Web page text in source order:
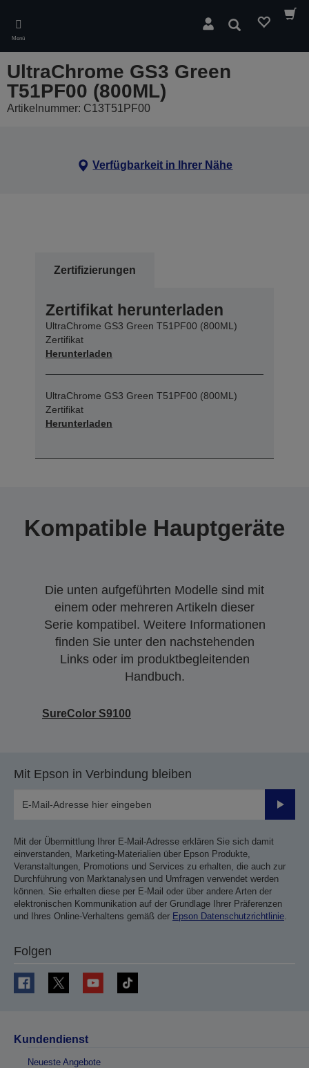
main
content
Menü
Suchen
UltraChrome GS3 Green
T51PF00 (800ML)
Artikelnummer: C13T51PF00
Verfügbarkeit in Ihrer Nähe
Zertifizierungen
Zertifikat herunterladen
UltraChrome GS3 Green T51PF00 (800ML)
Zertifikat
Herunterladen
UltraChrome GS3 Green T51PF00 (800ML)
Zertifikat
Herunterladen
Kompatible Hauptgeräte
Die unten aufgeführten Modelle sind mit
einem oder mehreren Artikeln dieser
Serie kompatibel. Weitere Informationen
finden Sie unter den nachstehenden
Links oder im produktbegleitenden
Handbuch.
SureColor S9100
Mit Epson in Verbindung bleiben
Mit der Übermittlung Ihrer E-Mail-Adresse erklären Sie sich damit
einverstanden, Marketing-Materialien über Epson Produkte,
Veranstaltungen, Promotions und Services zu erhalten, die auch zur
Durchführung von Marktanalysen und Umfragen verwendet werden
können. Sie erhalten diese per E-Mail oder über andere Arten der
elektronischen Kommunikation auf der Grundlage Ihrer Präferenzen
und Ihres Online-Verhaltens gemäß der Epson Datenschutzrichtlinie
Folgen
Kundendienst
Neueste Angebote